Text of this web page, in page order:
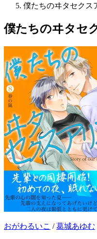
僕たちのヰタセクス
僕たちのヰタセ
おがわるいこ /葛城あゆむ